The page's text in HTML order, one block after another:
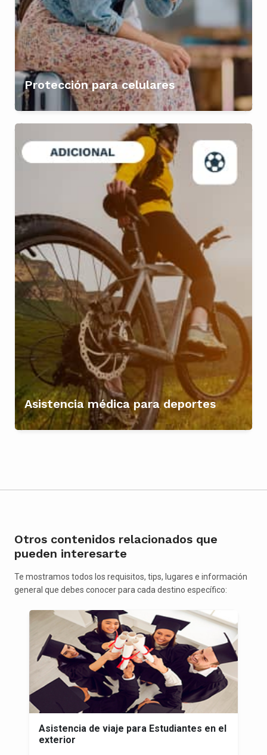
Protección para celulares
Asistencia médica para deportes
Otros contenidos relacionados que
pueden interesarte
Te mostramos todos los requisitos, tips, lugares e información
general que debes conocer para cada destino específico:
Asistencia de viaje para Estudiantes en el
exterior